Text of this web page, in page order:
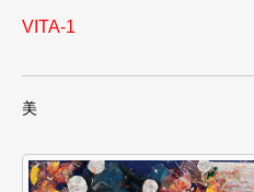
VITA-1
美